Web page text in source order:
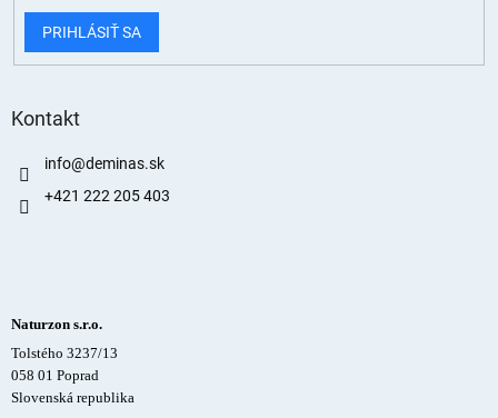
PRIHLÁSIŤ SA
Kontakt
info@deminas.sk
+421 222 205 403
Naturzon s.r.o.
Tolstého 3237/13
058 01 Poprad
Slovenská republika